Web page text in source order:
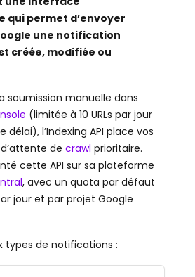
qui permet d’envoyer
une notification
créée, modifiée ou
soumission manuelle dans
(limitée à 10 URLs par jour
l’Indexing API place vos
de crawl prioritaire.
cette API sur sa plateforme
, avec un quota par défaut
jour et par projet Google
types de notifications :